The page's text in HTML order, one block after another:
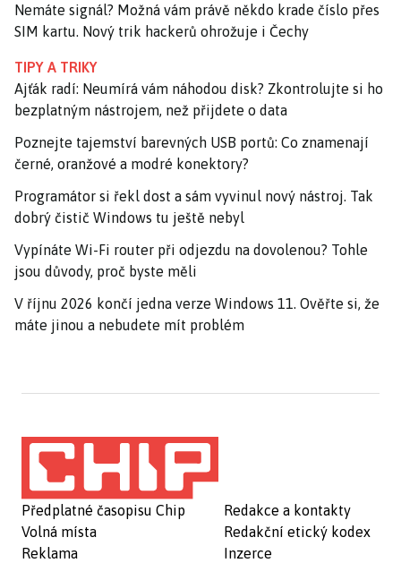
Nemáte signál? Možná vám právě někdo krade číslo přes
SIM kartu. Nový trik hackerů ohrožuje i Čechy
TIPY A TRIKY
Ajťák radí: Neumírá vám náhodou disk? Zkontrolujte si ho
bezplatným nástrojem, než přijdete o data
Poznejte tajemství barevných USB portů: Co znamenají
černé, oranžové a modré konektory?
Programátor si řekl dost a sám vyvinul nový nástroj. Tak
dobrý čistič Windows tu ještě nebyl
Vypínáte Wi-Fi router při odjezdu na dovolenou? Tohle
jsou důvody, proč byste měli
V říjnu 2026 končí jedna verze Windows 11. Ověřte si, že
máte jinou a nebudete mít problém
Předplatné časopisu Chip
Volná místa
Reklama
Redakce a kontakty
Redakční etický kodex
Inzerce